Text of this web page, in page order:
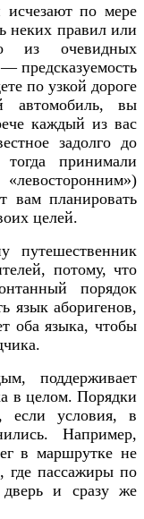
исчезают по мере
неких правил или
из очевидных
предсказуемость
по узкой дороге
автомобиль, вы
каждый из вас
задолго до
принимали
вам планировать
целей.
путешественник
потому, что
порядок
язык аборигенов,
оба языка, чтобы
поддерживает
в целом. Порядки
если условия, в
Например,
в маршрутке не
где пассажиры по
дверь и сразу же